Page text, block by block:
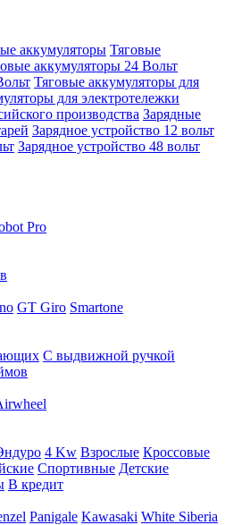
аккумуляторы Тяговые
аккумуляторы 24 Вольт
Тяговые аккумуляторы для
для электротележки
производства Зарядные
Зарядное устройство 12 вольт
Зарядное устройство 48 вольт
Pro
GT Giro Smartone
С выдвижной ручкой
4 Kw Взрослые Кроссовые
Спортивные Детские
В кредит
Panigale Kawasaki White Siberia